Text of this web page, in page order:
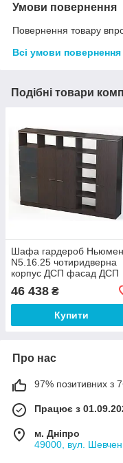
Умови повернення
Повернення товару
Всі умови повернення
Подібні товари
Шафа гардероб Ньюмен
N5.16.25 чотиридверна
корпус ДСП фасад ДСП
скло бронза (MConcept-
ТМ)
46 438 ₴
Купити
Про нас
97% позитивних з
Працює з
м. Дніпро
49000, вул.